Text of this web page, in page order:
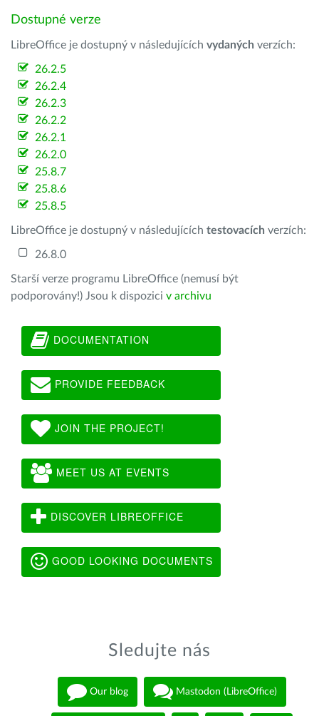
Dostupné verze
LibreOffice je dostupný v následujících vydaných verzích:
26.2.5
26.2.4
26.2.3
26.2.2
26.2.1
26.2.0
25.8.7
25.8.6
25.8.5
LibreOffice je dostupný v následujících testovacích verzích:
26.8.0
Starší verze programu LibreOffice (nemusí být
podporovány!) Jsou k dispozici v archivu
DOCUMENTATION
PROVIDE FEEDBACK
JOIN THE PROJECT!
MEET US AT EVENTS
DISCOVER LIBREOFFICE
GOOD LOOKING DOCUMENTS
Sledujte nás
Our blog Mastodon (LibreOffice)